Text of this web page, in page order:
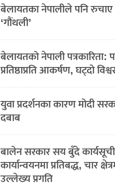
बेलायतका नेपालीले पनि रुचाए
‘गौंथली’
बेलायतको नेपाली पत्रकारिता:
प्रतिष्ठाप्रति आकर्षण, घट्दो
युवा प्रदर्शनका कारण मोदी
दबाब
बालेन सरकार सय बुँदे कार्यसूची
कार्यान्वयनमा प्रतिबद्ध, चार
उल्लेख्य प्रगति